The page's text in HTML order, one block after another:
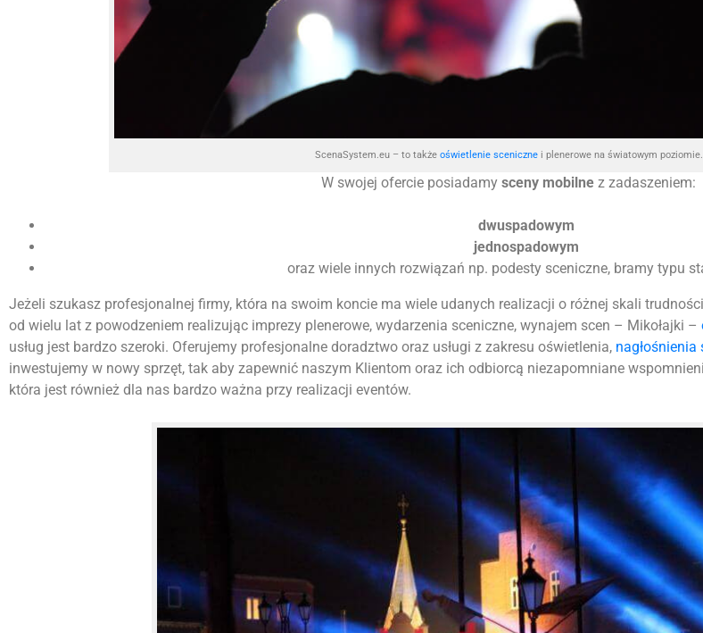
ScenaSystem.eu – to także oświetlenie scenicznei plenerowe na światowym poziomie.
W swojej ofercie posiadamy sceny mobilne z zadaszeniem:
dwuspadowym
jednospadowym
oraz wiele innych rozwiązań np. podesty sceniczne, bramy typu
Jeżeli szukasz profesjonalnej firmy, która na swoim koncie ma wiele udanych realizacji o różnej skali
od wielu lat z powodzeniem realizując imprezy plenerowe, wydarzenia sceniczne, wynajem scen – Mikołajki –
usług jest bardzo szeroki. Oferujemy profesjonalne doradztwo oraz usługi z zakresu oświetlenia, nagłośnienia
inwestujemy w nowy sprzęt, tak aby zapewnić naszym Klientom oraz ich odbiorcą niezapomniane
która jest również dla nas bardzo ważna przy realizacji eventów.